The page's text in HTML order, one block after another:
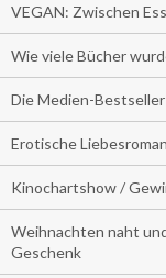
VEGAN: Zwischen
Wie viele Bücher
Die Medien-Bestseller
Erotische
Kinochartshow /
Weihnachten naht
Geschenk